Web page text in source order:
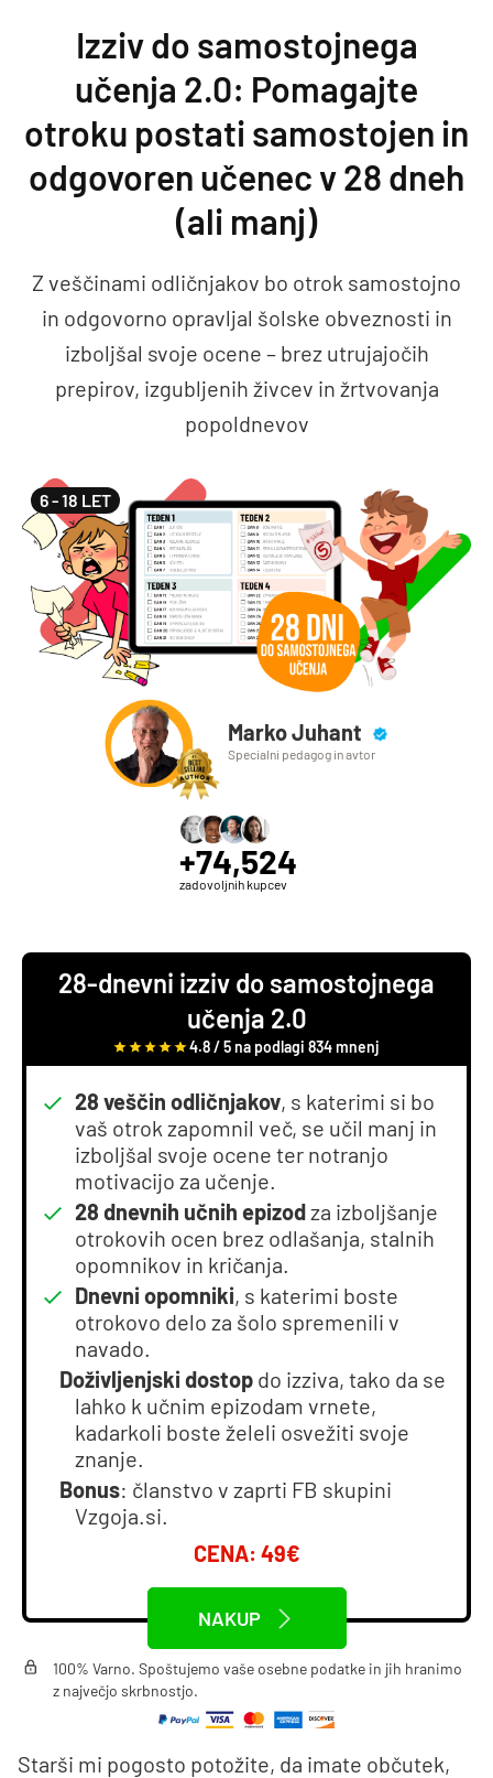
Preskoči na vsebinoIzziv do samostojnega
učenja 2.0: Pomagajte
otroku postati samostojen in
odgovoren učenec v 28 dneh
(ali manj)
Z veščinami odličnjakov bo otrok samostojno
in odgovorno opravljal šolske obveznosti in
izboljšal svoje ocene – brez utrujajočih
prepirov, izgubljenih živcev in žrtvovanja
popoldnevov
6 - 18 LET
Marko Juhant
Specialni pedagog in avtor
+74,524
zadovoljnih kupcev
28-dnevni izziv do samostojnega
učenja 2.0
4.8 / 5 na podlagi 834 mnenj
28 veščin odličnjakov, s katerimi si bo
vaš otrok zapomnil več, se učil manj in
izboljšal svoje ocene ter notranjo
motivacijo za učenje.
28 dnevnih učnih epizodza izboljšanje
otrokovih ocen brez odlašanja, stalnih
opomnikov in kričanja.
Dnevni opomniki, s katerimi boste
otrokovo delo za šolo spremenili v
navado.
Doživljenjski dostop do izziva, tako da se
lahko k učnim epizodam vrnete,
kadarkoli boste želeli osvežiti svoje
znanje.
Bonus: članstvo v zaprti FB skupini
Vzgoja.si.
CENA: 49€
NAKUP
100% Varno. Spoštujemo vaše osebne podatke in jih hranimo
z največjo skrbnostjo.
Starši mi pogosto potožite, da imate občutek,